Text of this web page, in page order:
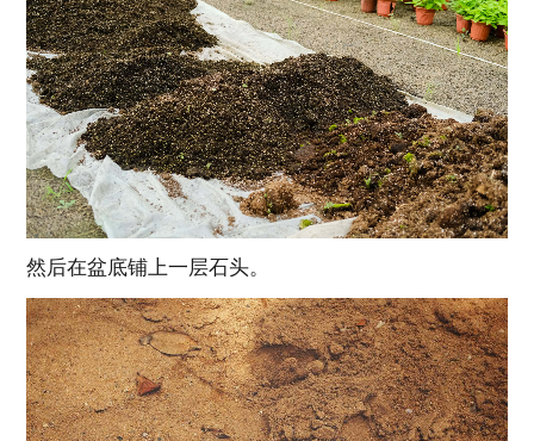
然后在盆底铺上一层石头。